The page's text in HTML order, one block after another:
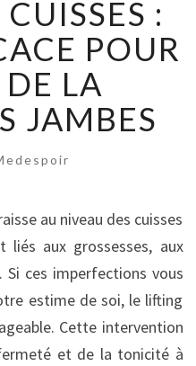
:
POUR
LA
JAMBES
au niveau des cuisses
liés aux grossesses, aux
ces imperfections vous
estime de soi, le lifting
Cette intervention
et de la tonicité à